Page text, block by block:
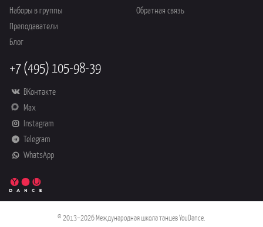
Наборы в группы
Преподаватели
Блог
Обратная связь
+7 (495) 105-98-39
ВКонтакте
Max
Instagram
Telegram
WhatsApp
© 2013–2026 Международная школа танцев YouDance.